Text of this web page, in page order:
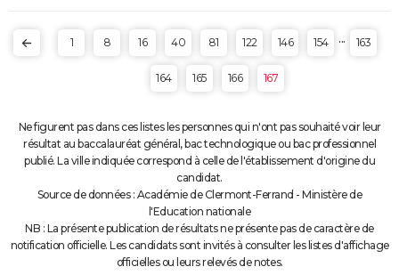
1 8 16 40 81 122 146 154 ... 163
164 165 166 167
Ne figurent pas dans ces listes les personnes qui n'ont pas souhaité voir leur
résultat au baccalauréat général, bac technologique ou bac professionnel
publié. La ville indiquée correspond à celle de l'établissement d'origine du
candidat.
Source de données : Académie de Clermont-Ferrand - Ministère de
l'Education nationale
NB : La présente publication de résultats ne présente pas de caractère de
notification officielle. Les candidats sont invités à consulter les listes d'affichage
officielles ou leurs relevés de notes.